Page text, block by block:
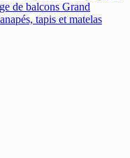
de balcons Grand
tapis et matelas